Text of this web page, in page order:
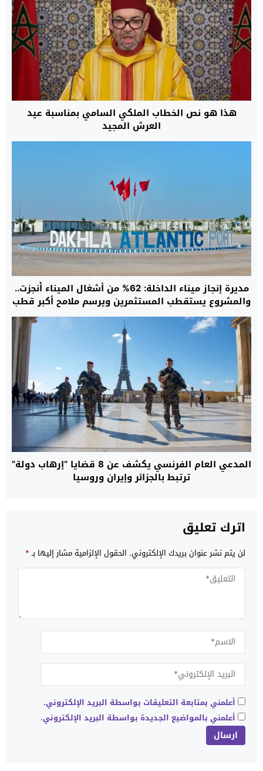
هذا هو نص الخطاب الملكي السامي بمناسبة عيد
العرش المجيد
مديرة إنجاز ميناء الداخلة: 62% من أشغال الميناء أُنجزت..
والمشروع يستقطب المستثمرين ويرسم ملامح أكبر قطب
لوجستي بجنوب المغرب
المدعي العام الفرنسي يكشف عن 8 قضايا “إرهاب دولة”
ترتبط بالجزائر وإيران وروسيا
اترك تعليق
لن يتم نشر عنوان بريدك الإلكتروني. الحقول الإلزامية مشار إليها بـ*
أعلمني بمتابعة التعليقات بواسطة البريد الإلكتروني.
أعلمني بالمواضيع الجديدة بواسطة البريد الإلكتروني.